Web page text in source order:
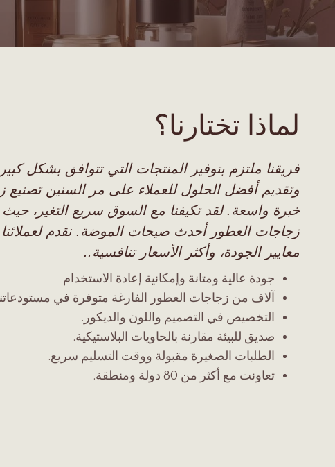
لماذا تختارنا؟
فريقنا ملتزم بتوفير المنتجات التي تتوافق بشكل
وتقديم أفضل الحلول للعملاء على مر السنينتصنيع
خبرة واسعة. لقد تكيفنا مع السوق سريع التغير،
زجاجات العطور أحدث صيحات الموضة. نقدم لعملائنا
معايير الجودة، وأكثر الأسعار تنافسية..
جودة عالية ومتانة وإمكانية إعادة الاستخدام
آلاف من زجاجات العطور الفارغة متوفرة في
التخصيص في التصميم واللون والديكور.
صديق للبيئة مقارنة بالحاويات البلاستيكية.
الطلبات الصغيرة مقبولة ووقت التسليم سريع.
تعاونت مع أكثر من 80 دولة ومنطقة.